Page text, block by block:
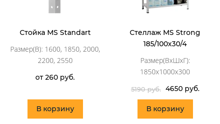
Стойка MS Standart
Размер(В): 1600, 1850, 2000,
2200, 2550
от 260 руб.
В корзину
Стеллаж MS Strong
185/100х30/4
Размер(ВхШхГ):
1850x1000x300
5190 руб. 4650 руб.
В корзину